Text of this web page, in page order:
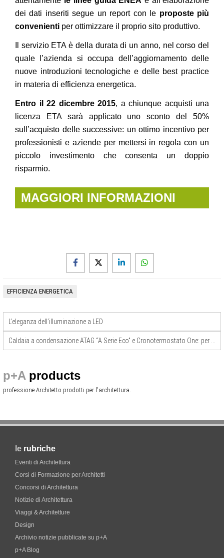
dei dati inseriti segue un report con le proposte più
convenienti per ottimizzare il proprio sito produttivo.
Il servizio ETA è della durata di un anno, nel corso del
quale l’azienda si occupa dell’aggiornamento delle
nuove introduzioni tecnologiche e delle best practice
in materia di efficienza energetica.
Entro il 22 dicembre 2015, a chiunque acquisti una
licenza ETA sarà applicato uno sconto del 50%
sull’acquisto delle successive: un ottimo incentivo per
professionisti e aziende per mettersi in regola con un
piccolo investimento che consenta un doppio
risparmio.
MAGGIORI INFORMAZIONI
EFFICIENZA ENERGETICA
L’eleganza dell’illuminazione a LED
p+A products
professione Architetto prodotti per l'architettura.
le rubriche
Eventi di Architettura
Corsi di Formazione per Architetti
Concorsi di Architettura
Notizie di Architettura
Viaggi & Architetture
Design
Archivio notizie pubblicate su p+A
p+A Blog